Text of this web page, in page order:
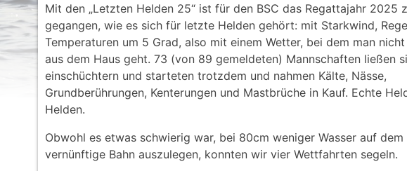
Mit den „Letzten Helden 25“ ist für den BSC das Regattajahr 2025
gegangen, wie es sich für letzte Helden gehört: mit Starkwind,
Temperaturen um 5 Grad, also mit einem Wetter, bei dem man
aus dem Haus geht. 73 (von 89 gemeldeten) Mannschaften ließen
einschüchtern und starteten trotzdem und nahmen Kälte, Nässe,
Grundberührungen, Kenterungen und Mastbrüche in Kauf. Echte
Helden.
Obwohl es etwas schwierig war, bei 80cm weniger Wasser auf dem
vernünftige Bahn auszulegen, konnten wir vier Wettfahrten segeln.